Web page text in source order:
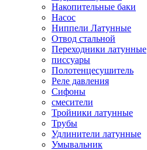
Накопительные баки
Насос
Ниппели Латунные
Отвод стальной
Переходники латунные
писсуары
Полотенцесушитель
Реле давления
Сифоны
смесители
Тройники латунные
Трубы
Удлинители латунные
Умывальник